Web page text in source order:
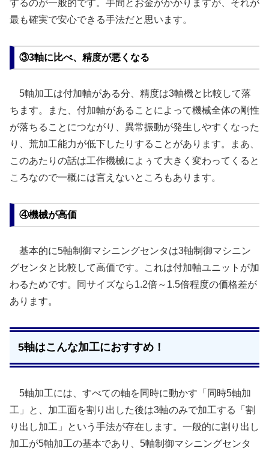
するのが一般的です。手間とお金がかかりますが、それが
最も確実で安心できる手法だと思います。
③3軸に比べ、精度が悪くなる
5軸加工は付加軸がある分、精度は3軸機と比較して落
ちます。また、付加軸があることによって機械全体の剛性
が落ちることにつながり、異常振動が発生しやすくなった
り、荒加工能力が低下したりすることがあります。まあ、
このあたりの話は工作機械によぅて大きく変わってくると
ころなので一概には言えないところもあります。
④機械が高価
基本的に5軸制御マシニングセンタは3軸制御マシニン
グセンタと比較して高価です。これは付加軸ユニットが加
わるためです。同サイズなら1.2倍～1.5倍程度の価格差が
あります。
5軸はこんな加工におすすめ！
5軸加工には、すべての軸を同時に動かす「同時5軸加
工」と、加工面を割り出した後は3軸のみで加工する「割
り出し加工」という手法が存在します。一般的に割り出し
加工が5軸加工の基本であり、5軸制御マシニングセンタ